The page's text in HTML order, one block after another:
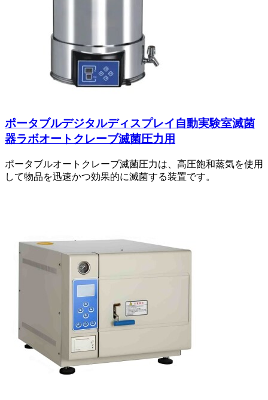
ポータブルデジタルディスプレイ自動実験室滅菌
器ラボオートクレーブ滅菌圧力用
ポータブルオートクレーブ滅菌圧力は、高圧飽和蒸気を使用
して物品を迅速かつ効果的に滅菌する装置です。